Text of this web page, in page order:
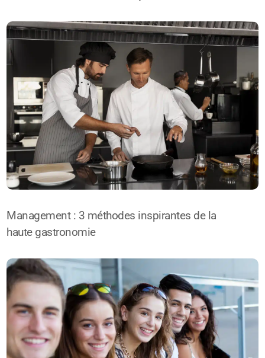
Management : 3 méthodes inspirantes de la
haute gastronomie